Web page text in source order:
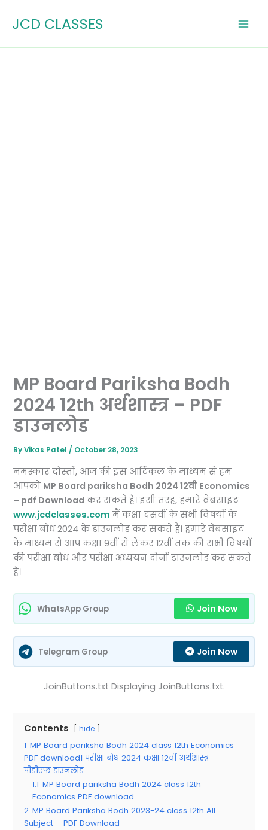
JCD CLASSES
MP Board Pariksha Bodh
2024 12th अर्थशास्त्र – PDF
डाउनलोड
ByVikas Patel/ October 28, 2023
नमस्कार दोस्तों, आज की इस आर्टिकल के माध्यम से हम
आपको MP Board pariksha Bodh 2024 12वी Economics
– pdf Download कर सकते हैं। इसी तरह, हमारे वेबसाइट
www.jcdclasses.com मैं कक्षा दसवीं के सभी विषयों के
परीक्षा बोध 2024 के डाउनलोड कर सकते हैं। हमारे वेबसाइट
के माध्यम से आप कक्षा 9वीं से लेकर 12वीं तक की सभी विषयों
की परीक्षा बोध और परीक्षा अध्ययन दोनों डाउनलोड कर सकते
हैं।
WhatsApp Group Join Now
Telegram Group Join Now
JoinButtons.txt Displaying JoinButtons.txt.
Contents hide
1 MP Board pariksha Bodh 2024 class 12th Economics
PDF download। परीक्षा बोध 2024 कक्षा 12वीं अर्थशास्त्र –
पीडीएफ डाउनलोड
1.1 MP Board pariksha Bodh 2024 class 12th
Economics PDF download
2 MP Board Pariksha Bodh 2023-24 class 12th All
Subject – PDF Download